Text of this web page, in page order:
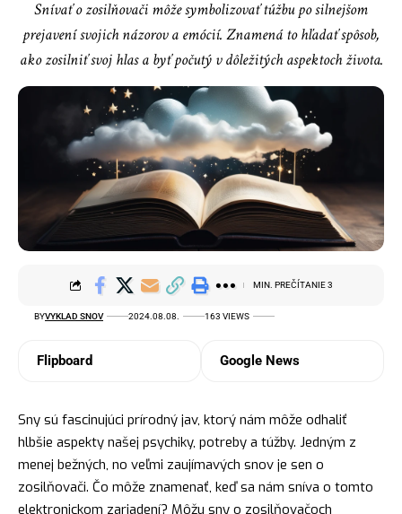
Snívať o zosilňovači môže symbolizovať túžbu po silnejšom
prejavení svojich názorov a emócií. Znamená to hľadať spôsob,
ako zosilniť svoj hlas a byť počutý v dôležitých aspektoch života.
BYVYKLAD SNOV 2024.08.08. 163 VIEWS
MIN. PREČÍTANIE 3
Flipboard Google News
Sny sú fascinujúci prírodný jav, ktorý nám môže odhaliť
hlbšie aspekty našej psychiky, potreby a túžby. Jedným z
menej bežných, no veľmi zaujímavých snov je sen o
zosilňovači. Čo môže znamenať, keď sa nám sníva o tomto
elektronickom zariadení? Môžu sny o zosilňovačoch